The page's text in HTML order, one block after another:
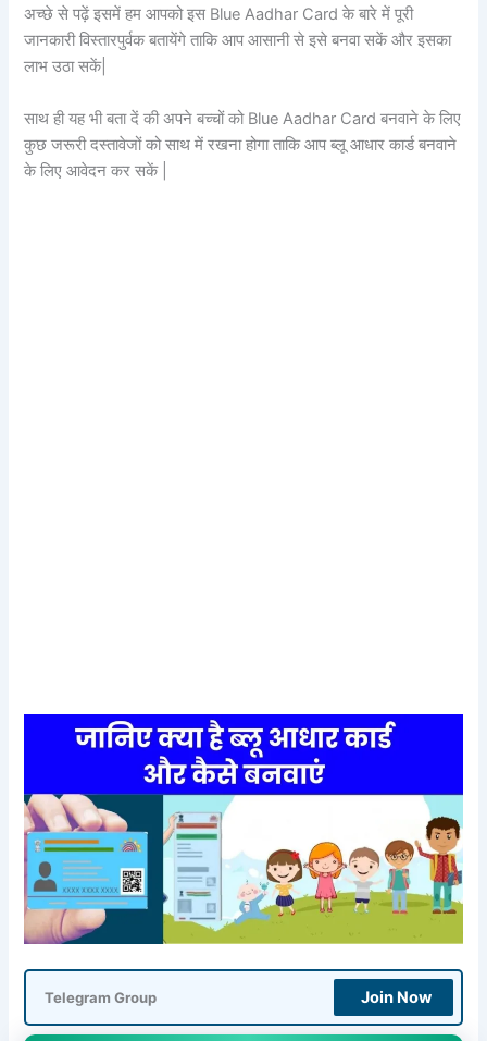
अच्छे से पढ़ें इसमें हम आपको इस Blue Aadhar Card के बारे में पूरी
जानकारी विस्तारपुर्वक बतायेंगे ताकि आप आसानी से इसे बनवा सकें और इसका
लाभ उठा सकें|
साथ ही यह भी बता दें की अपने बच्चों को Blue Aadhar Card बनवाने के लिए
कुछ जरूरी दस्तावेजों को साथ में रखना होगा ताकि आप ब्लू आधार कार्ड बनवाने
के लिए आवेदन कर सकें |
Telegram Group Join Now